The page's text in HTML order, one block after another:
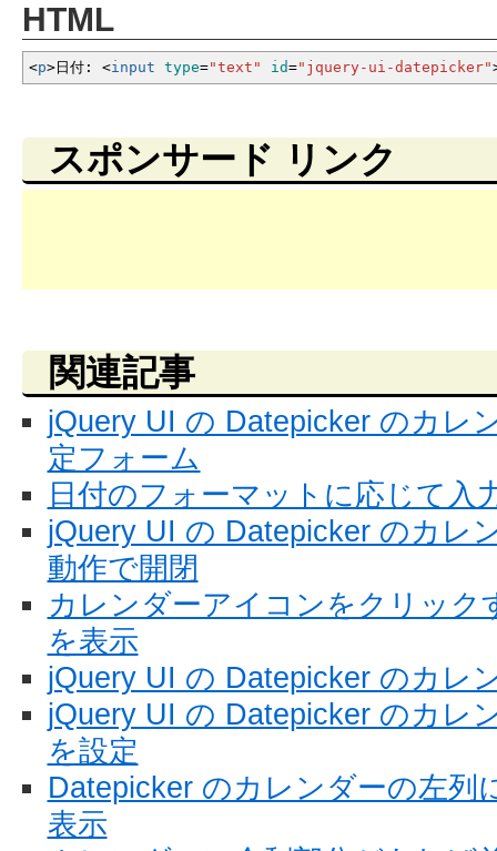
HTML
<p> 日付: <input type="text" id="jquery-ui-datepicker"
スポンサード リンク
関連記事
jQuery UI の Datepicker のカレ
定フォーム
日付のフォーマットに応じて入
jQuery UI の Datepicker のカレ
動作で開閉
カレンダーアイコンをクリック
を表示
jQuery UI の Datepicker のカレ
jQuery UI の Datepicker のカレ
を設定
Datepicker のカレンダーの左列
表示